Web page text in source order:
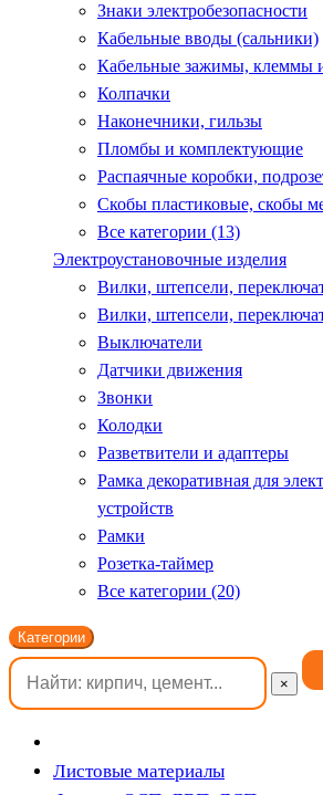
Знаки электробезопасности
Кабельные вводы (сальники)
Кабельные зажимы, клеммы
Колпачки
Наконечники, гильзы
Пломбы и комплектующие
Распаячные коробки,
Скобы пластиковые, скобы
Все категории (13)
Электроустановочные изделия
Вилки, штепсели,
Вилки, штепсели,
Выключатели
Датчики движения
Звонки
Колодки
Разветвители и адаптеры
Рамка декоративная для
устройств
Рамки
Розетка-таймер
Все категории (20)
Категории
×
Листовые материалы